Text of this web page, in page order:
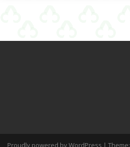
Proudly powered by WordPress | Theme: